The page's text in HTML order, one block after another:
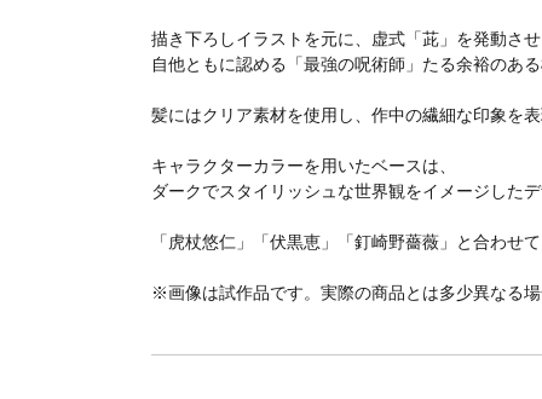
描き下ろしイラストを元に、虚式「茈」を発動さ
自他ともに認める「最強の呪術師」たる余裕のあ
髪にはクリア素材を使用し、作中の繊細な印象を
キャラクターカラーを用いたベースは、
ダークでスタイリッシュな世界観をイメージした
「虎杖悠仁」「伏黒恵」「釘崎野薔薇」と合わせ
※画像は試作品です。実際の商品とは多少異なる